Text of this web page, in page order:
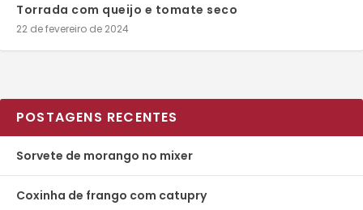
Torrada com queijo e tomate seco
22 de fevereiro de 2024
POSTAGENS RECENTES
Sorvete de morango no mixer
Coxinha de frango com catupry